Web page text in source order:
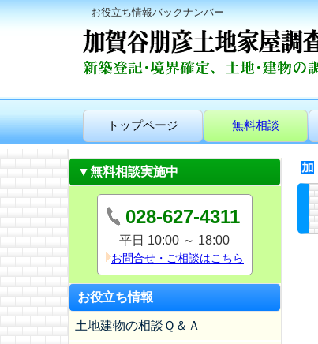
お役立ち情報バックナンバー
トップページ 無料相談
▼無料相談実施中
028-627-4311
平日 10:00 ～ 18:00
お問合せ・ご相談はこちら
お役立ち情報
土地建物の相談Ｑ＆Ａ